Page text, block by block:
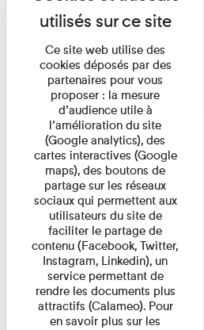
Fanny
Foudres
de
Lecture
Fanny Taillandier –
l’Imprimerie n°6
Pages
Ce site web utilise des
cookies déposés par des
partenaires pour vous
proposer : la mesure
d’audience utile à
l’amélioration du site
(Google analytics), des
cartes interactives (Google
maps), des boutons de
partage sur les réseaux
sociaux qui permettent aux
utilisateurs du site de
faciliter le partage de
contenu (Facebook, Twitter,
Instagram, Linkedin), un
service permettant de
rendre les documents plus
attractifs (Calameo). Pour
en savoir plus sur les